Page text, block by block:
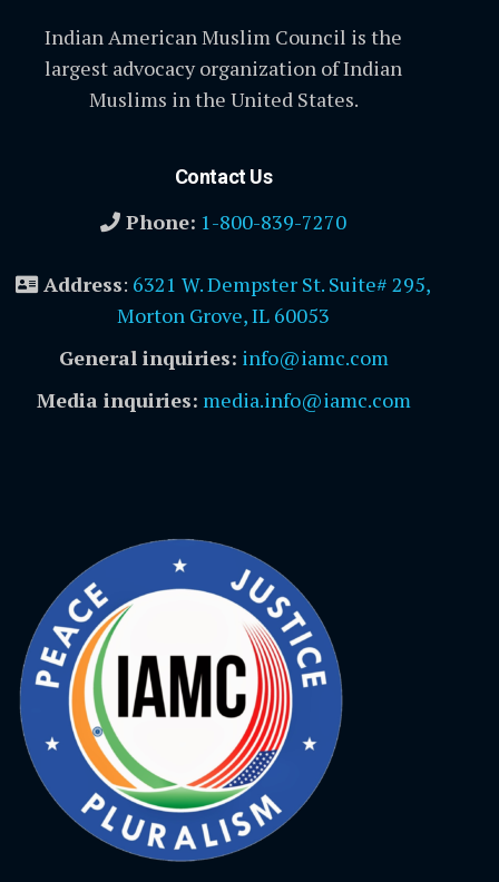
Indian American Muslim Council is the
largest advocacy organization of Indian
Muslims in the United States.
Contact Us
Phone: 1-800-839-7270
Address: 6321 W. Dempster St. Suite# 295,
Morton Grove, IL 60053
General inquiries: info@iamc.com
Media inquiries: media.info@iamc.com